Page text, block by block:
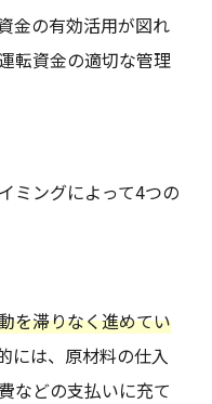
金の有効活用が図れ
転資金の適切な管理
ミングによって4つの
を滞りなく進めてい
には、原材料の仕入
などの支払いに充て